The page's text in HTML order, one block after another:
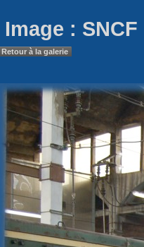
Image :
Retour à la galerie